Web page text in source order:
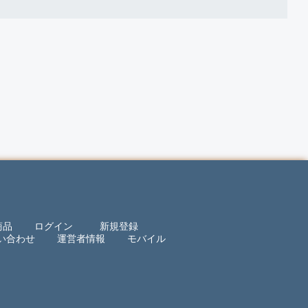
品 ログイン
新規登録
合わせ
運営者情報 モバイル